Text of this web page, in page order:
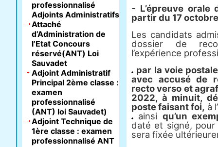
- L’épreuve orale
partir du 17
Les candidats
dossier de
l’expérience
par la voie
avec accusé de
recto verso et
2022, à minuit,
poste faisant foi, à
ainsi qu’un
daté et signé, pour
sera fixée
professionnalisé
Adjoints Administratifs
Attaché
d’Administration de
l’Etat Concours
réservé(ANT) Loi
Sauvadet
Adjoint Administratif
Principal 2ème classe :
examen
professionnalisé
(ANT) loi Sauvadet)
Adjoint Technique de
1ère classe : examen
professionnalisé ANT